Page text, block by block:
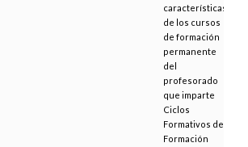
características
de los cursos
de formación
permanente
del
profesorado
que imparte
Ciclos
Formativos de
Formación